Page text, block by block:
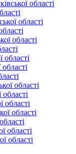
області
області
області
області
області
області
області
області
області